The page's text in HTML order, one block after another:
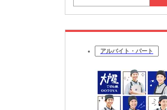
アルバイト・パート